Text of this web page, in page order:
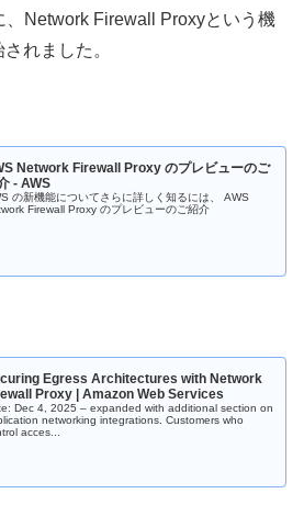
、Network Firewall Proxyという機
れました。
Network Firewall Proxy のプレビューのご
- AWS
の新機能についてさらに詳しく知るには、 AWS
Firewall Proxy のプレビューのご紹介
Egress Architectures with Network
Proxy | Amazon Web Services
Dec 4, 2025 – expanded with additional section on
networking integrations. Customers who
acces...